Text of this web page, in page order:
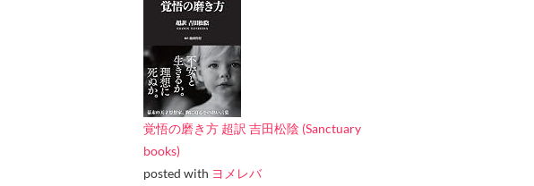
覚悟の磨き方 超訳 吉田松陰 (Sanctuary
books)
posted with ヨメレバ